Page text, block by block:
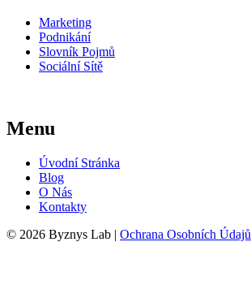
Marketing
Podnikání
Slovník Pojmů
Sociální Sítě
Menu
Úvodní Stránka
Blog
O Nás
Kontakty
© 2026 Byznys Lab | Ochrana Osobních Údajů